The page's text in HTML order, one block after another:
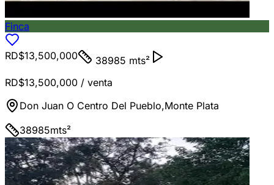
Finca
RD$13,500,000
38985 mts²
RD$13,500,000 / venta
Don Juan O Centro Del Pueblo,Monte Plata
38985mts²